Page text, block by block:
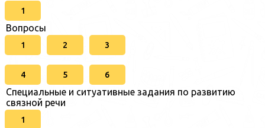
1
Вопросы
1 2 3
4 5 6
Специальные и ситуативные задания по развитию
связной речи
1